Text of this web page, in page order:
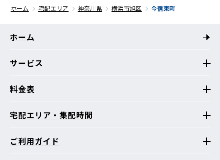
ホーム 宅配エリア 神奈川県 横浜市旭区 今宿東町
ホーム
サービス
料金表
宅配エリア・集配時間
ご利用ガイド